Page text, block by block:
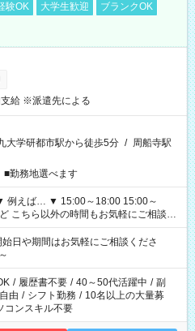
験OK 大学生歓迎
ブランクOK
給 ※派遣先による
大学研都市駅から徒歩5分 / 周船寺駅
勤務地選べます
く
日や期間はお気軽にご相談くださ
/ 履歴書不要 / 40～50代活躍中 / 副
由 / シフト勤務 / 10名以上の大量募
コンスキル不要